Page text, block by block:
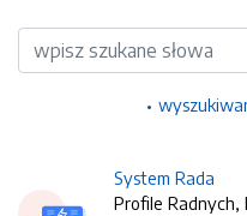
Wyszukiwarka
System Rada
Profile Radnych,